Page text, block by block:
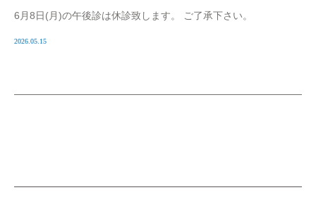
6月8日(月)の午後診は休診致します。 ご了承下さい。
2026.05.15